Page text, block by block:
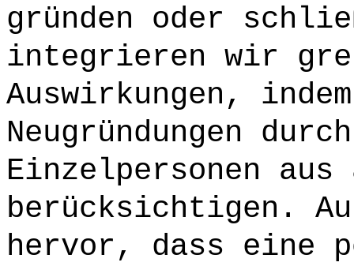
gründen oder
integrieren wir
Auswirkungen,
Neugründungen
Einzelpersonen aus
berücksichtigen.
hervor, dass eine